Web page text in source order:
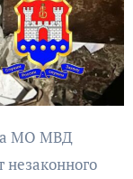
незаконного